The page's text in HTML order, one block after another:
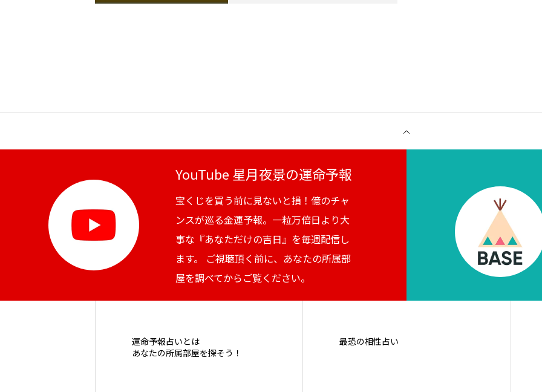
YouTube 星月夜景の運命予報
宝くじを買う前に見ないと損！億のチャ
ンスが巡る金運予報。一粒万倍日より大
事な『あなただけの吉日』を毎週配信し
ます。 ご視聴頂く前に、あなたの所属部
屋を調べてからご覧ください。
運命予報占いとは
あなたの所属部屋を探そう！
最恐の相性占い